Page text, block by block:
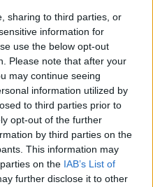
sharing to third parties, or
information for
use the below opt-out
Please note that after your
may continue seeing
information utilized by
to third parties prior to
opt-out of the further
by third parties on the
This information may
on the IAB’s List of
further disclose it to other